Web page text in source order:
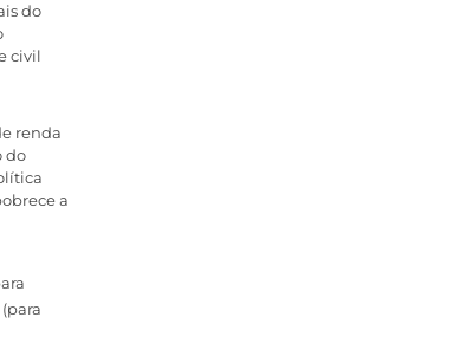
do
civil
renda
do
a